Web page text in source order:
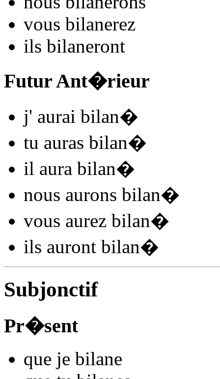
vous bilanerez
ils bilaneront
Futur Ant�rieur
j' aurai bilan�
tu auras bilan�
il aura bilan�
nous aurons bilan�
vous aurez bilan�
ils auront bilan�
Subjonctif
Pr�sent
que je bilane